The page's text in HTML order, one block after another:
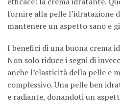
fornire alla pelle l’idratazione
mantenere un aspetto sano e
I benefici di una buona crema
Non solo riduce i segni di
anche l’elasticità della pelle e
complessivo. Una pelle ben
e radiante, donandoti un